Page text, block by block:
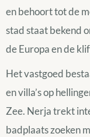
en behoort tot de
stad staat bekend
de Europa en de
Het vastgoed
en villa’s op
Zee. Nerja trekt
badplaats zoeken